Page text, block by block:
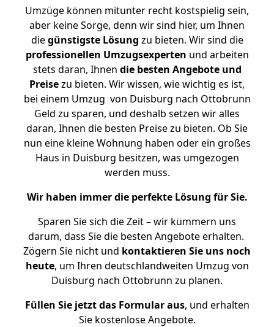
Umzüge können mitunter recht kostspielig sein,
aber keine Sorge, denn wir sind hier, um Ihnen
diegünstigste Lösung zu bieten. Wir sind die
professionellen Umzugsexperten und arbeiten
stets daran, Ihnen die besten Angebote und
Preisezu bieten. Wir wissen, wie wichtig es ist,
bei einem Umzug von Duisburg nach Ottobrunn
Geld zu sparen, und deshalb setzen wir alles
daran, Ihnen die besten Preise zu bieten. Ob Sie
nun eine kleine Wohnung haben oder ein großes
Haus in Duisburg besitzen, was umgezogen
werden muss.
Wir haben immer die perfekte Lösung für Sie.
Sparen Sie sich die Zeit – wir kümmern uns
darum, dass Sie die besten Angebote erhalten.
Zögern Sie nicht und kontaktieren Sie uns noch
heute, um Ihren deutschlandweiten Umzug von
Duisburg nach Ottobrunn zu planen.
Füllen Sie jetzt das Formular aus, und erhalten
Sie kostenlose Angebote.